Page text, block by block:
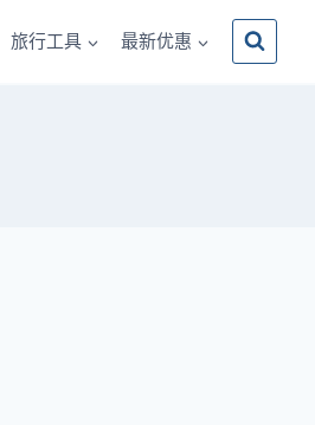
旅行工具 最新优惠